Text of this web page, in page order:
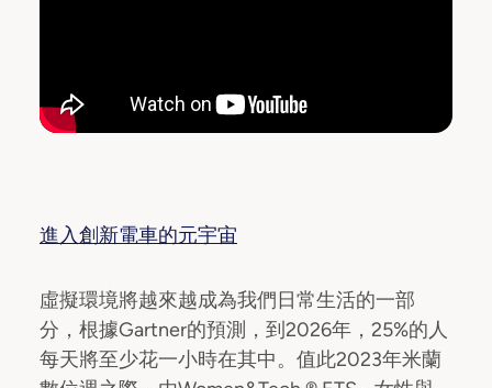
進入創新電車的元宇宙
虛擬環境將越來越成為我們日常生活的一部
分，根據Gartner的預測，到2026年，25%的人
每天將至少花一小時在其中。值此2023年米蘭